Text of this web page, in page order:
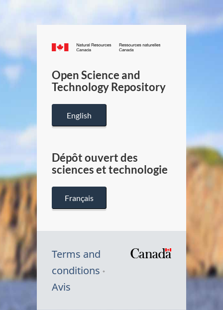
Canada.ca
/
Canada
Open Science and
Technology Repository
English
Dépôt ouvert des
sciences et technologie
Français
Terms and
conditions
Avis
Symbole